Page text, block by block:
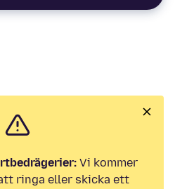
Vi kommer
ringa eller skicka ett